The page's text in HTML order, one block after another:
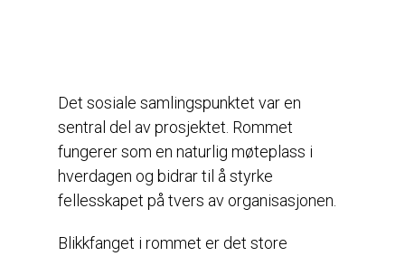
Det sosiale samlingspunktet var en
sentral del av prosjektet. Rommet
fungerer som en naturlig møteplass i
hverdagen og bidrar til å styrke
fellesskapet på tvers av organisasjonen.
Blikkfanget i rommet er det store